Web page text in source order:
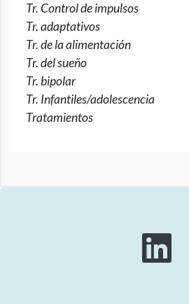
Tr. Control de impulsos
Tr. adaptativos
Tr. de la alimentación
Tr. del sueño
Tr. bipolar
Tr. Infantiles/adolescencia
Tratamientos